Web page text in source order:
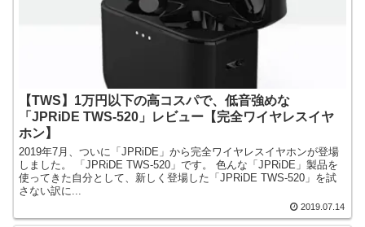
【TWS】1万円以下の高コスパで、低音強めな
「JPRiDE TWS-520」レビュー【完全ワイヤレスイヤ
ホン】
2019年7月、ついに「JPRiDE」から完全ワイヤレスイヤホンが登場
しました。 「JPRiDE TWS-520」です。 色んな「JPRiDE」製品を
使ってきた自分として、新しく登場した「JPRiDE TWS-520」を試
さない訳に...
2019.07.14